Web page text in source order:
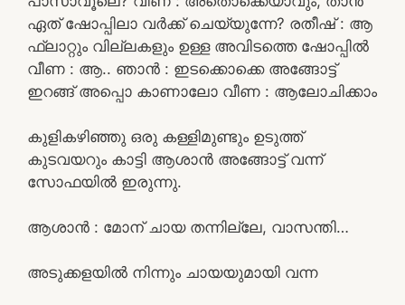
ഏത് ഷോപ്പിലാ വർക്ക്‌ ചെയ്യുന്നേ? രതീഷ് : ആ
ഫ്ലാറ്റും വില്ലകളും ഉള്ള അവിടത്തെ ഷോപ്പിൽ
വീണ : ആ.. ഞാൻ : ഇടക്കൊക്കെ അങ്ങോട്ട്‌
ഇറങ്ങ് അപ്പൊ കാണാലോ വീണ : ആലോചിക്കാം
കുളികഴിഞ്ഞു ഒരു കള്ളിമുണ്ടും ഉടുത്ത്
കുടവയറും കാട്ടി ആശാൻ അങ്ങോട്ട്‌ വന്ന്
സോഫയിൽ ഇരുന്നു.
ആശാൻ : മോന് ചായ തന്നില്ലേ, വാസന്തി…
അടുക്കളയിൽ നിന്നും ചായയുമായി വന്ന